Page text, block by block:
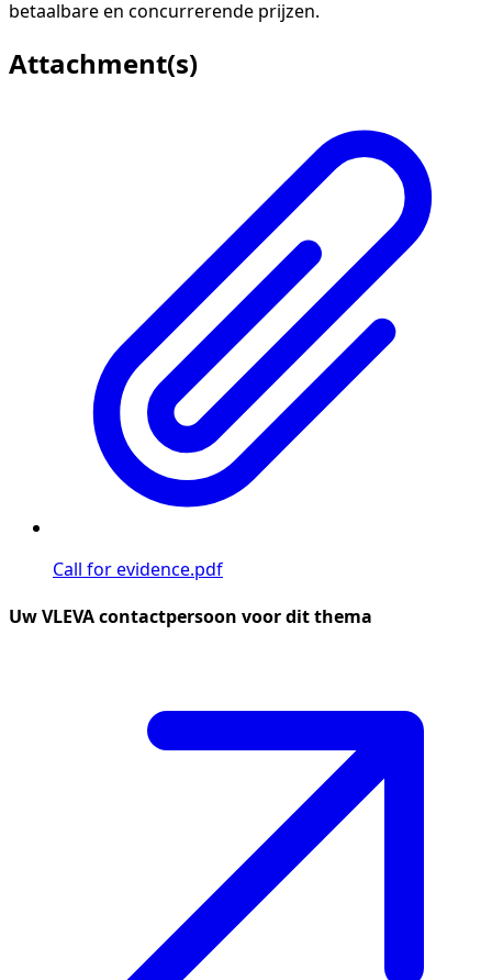
betaalbare en concurrerende prijzen.
Attachment(s)
Call for evidence.pdf
Uw VLEVA contactpersoon voor dit thema